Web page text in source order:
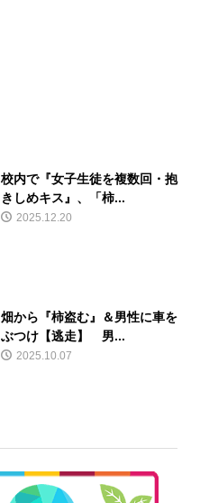
校内で『女子生徒を複数回・抱
きしめキス』、「柿...
2025.12.20
畑から『柿盗む』＆男性に車を
ぶつけ【逃走】 男...
2025.10.07